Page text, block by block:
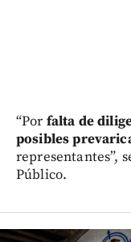
“Por falta de
posibles
representantes”,
Público.